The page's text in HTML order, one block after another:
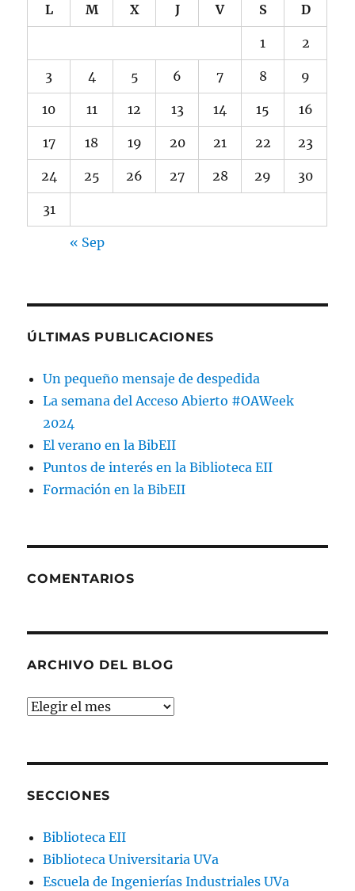
L M X J V S D
1 2
3 4 5 6 7 8 9
10 11 12 13 14 15 16
17 18 19 20 21 22 23
24 25 26 27 28 29 30
31
« Sep
ÚLTIMAS PUBLICACIONES
Un pequeño mensaje de despedida
La semana del Acceso Abierto #OAWeek
2024
El verano en la BibEII
Puntos de interés en la Biblioteca EII
Formación en la BibEII
COMENTARIOS
ARCHIVO DEL BLOG
Archivo
SECCIONES
Biblioteca EII
Biblioteca Universitaria UVa
Escuela de Ingenierías Industriales UVa